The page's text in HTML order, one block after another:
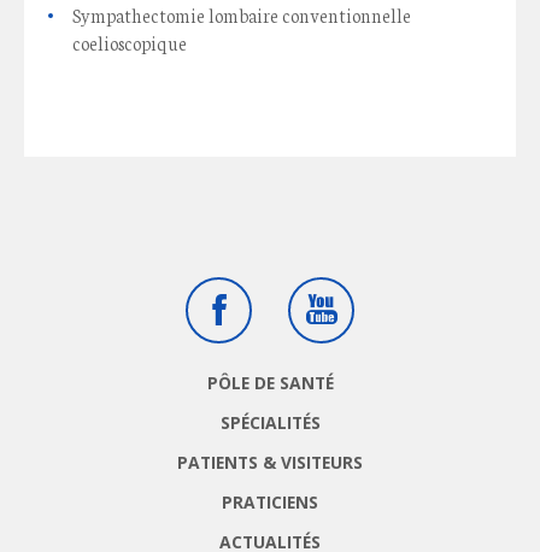
Sympathectomie lombaire conventionnelle
coelioscopique
FacebookYoutube
PÔLE DE SANTÉ
SPÉCIALITÉS
PATIENTS & VISITEURS
PRATICIENS
ACTUALITÉS